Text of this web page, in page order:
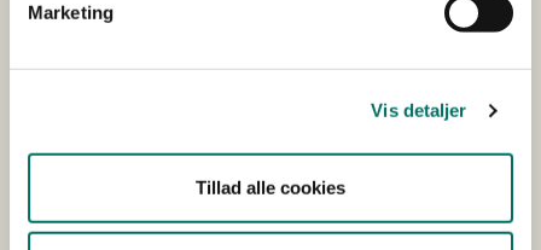
Marketing
Vis detaljer
Tillad alle cookies
Udveksling af medarbejdere kan bidrage til
medarbejder og understøtte en endnu bedre
dialog mellem grønlandske og danske